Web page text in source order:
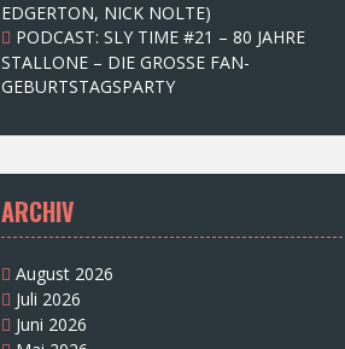
EDGERTON, NICK NOLTE)
PODCAST: SLY TIME #21 – 80 JAHRE
STALLONE – DIE GROSSE FAN-
GEBURTSTAGSPARTY
ARCHIV
August 2026
Juli 2026
Juni 2026